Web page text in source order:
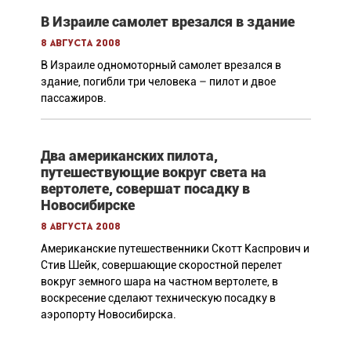
В Израиле самолет врезался в здание
8 августа 2008
В Израиле одномоторный самолет врезался в
здание, погибли три человека – пилот и двое
пассажиров.
Два американских пилота,
путешествующие вокруг света на
вертолете, совершат посадку в
Новосибирске
8 августа 2008
Американские путешественники Скотт Каспрович и
Стив Шейк, совершающие скоростной перелет
вокруг земного шара на частном вертолете, в
воскресение сделают техническую посадку в
аэропорту Новосибирска.